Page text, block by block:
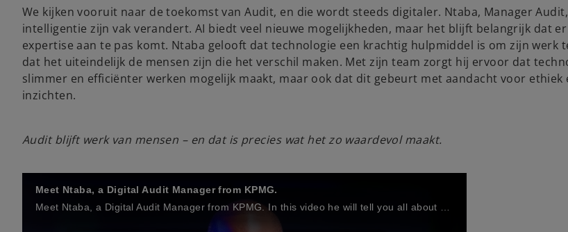
We kijken vooruit naar de toekomst van Audit, en die wordt steeds digitaler. Ntaba, Manager
intelligentie zijn vak verandert. AI biedt veel nieuwe mogelijkheden, maar het blijft belangrijk dat
expertise aan te pas komt. Ntaba gelooft dat technologie een krachtig hulpmiddel is om zijn werk
dat het uiteindelijk de mensen zijn die het verschil maken. Met zijn team zorgt hij ervoor dat
slimmer en efficiënter werken mogelijk maakt, maar ook dat dit gebeurt met aandacht voor ethiek
inzichten.
Audit blijft werk van mensen – en dat is precies wat het zo waardevol maakt.
Meet Ntaba, a Digital Audit Manager from KPMG.
Meet Ntaba, a Digital Audit Manager from KPMG. In this video he will tell you all about his passion for technologie, AI and the implementation of AI in the audit.